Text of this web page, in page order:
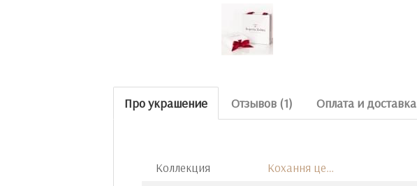
Про украшение Отзывов (1) Оплата и доставка
Коллекция
Кохання це…